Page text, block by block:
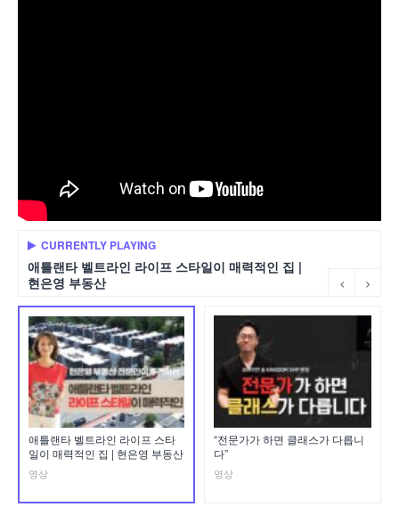
CURRENTLY PLAYING
애틀랜타 벨트라인 라이프 스타일이 매력적인 집 |
현은영 부동산
애틀랜타 벨트라인 라이프 스타
일이 매력적인 집 | 현은영 부동산
영상
“전문가가 하면 클래스가 다릅니
다”
영상